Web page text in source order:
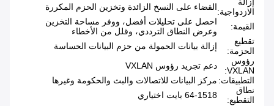
إزالة
الازدواجية:القضاء على النسخ الزائدة وتخزين الحزم المكررة
القيمة:
احصل على تحليلات أفضل، ووفر مساحة التخزين
وعرض النطاق الترددي، وقلل من الأخطاء
تقطيع
الحزمة:
إزالة بيانات الحمولة من حزم البيانات الحساسة
رؤوس
VXLAN:
دعم تجريد رؤوس VXLAN
التطبيقات: مركز البيانات للاتصالات والبث والحكومة وغيرها
نطاق
التقطيع:
64-1518 بايت اختياري